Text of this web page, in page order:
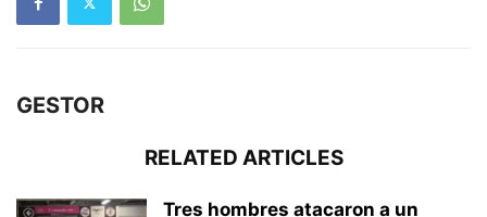
GESTOR
RELATED ARTICLES
Tres hombres atacaron a un